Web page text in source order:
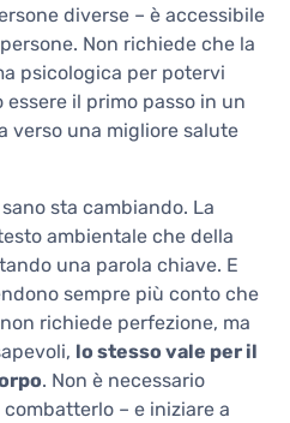
diverse – è accessibile
Non richiede che la
psicologica per potervi
il primo passo in un
verso una migliore salute
sta cambiando. La
ambientale che della
una parola chiave. E
sempre più conto che
richiede perfezione, ma
lo stesso vale per il
. Non è necessario
– e iniziare a